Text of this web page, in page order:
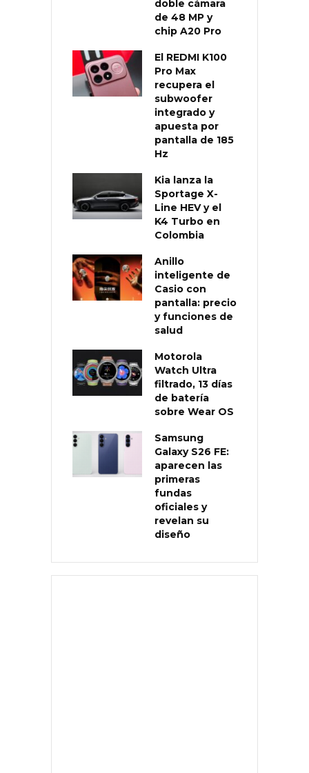
doble cámara
de 48 MP y
chip A20 Pro
El REDMI K100
Pro Max
recupera el
subwoofer
integrado y
apuesta por
pantalla de 185
Hz
Kia lanza la
Sportage X-
Line HEV y el
K4 Turbo en
Colombia
Anillo
inteligente de
Casio con
pantalla: precio
y funciones de
salud
Motorola
Watch Ultra
filtrado, 13 días
de batería
sobre Wear OS
Samsung
Galaxy S26 FE:
aparecen las
primeras
fundas
oficiales y
revelan su
diseño